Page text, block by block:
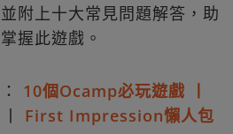
附上十大常見問題解答，助
握此遊戲。
10個Ocamp必玩遊戲 丨
丨 First Impression懶人包